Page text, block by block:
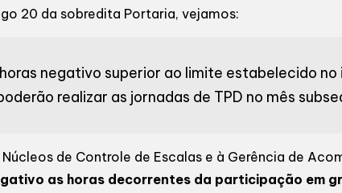
20 da sobredita Portaria, vejamos:
negativo superior ao limite estabelecido
realizar as jornadas de TPD no mês
de Controle de Escalas e à Gerência de
as horas decorrentes da participação em